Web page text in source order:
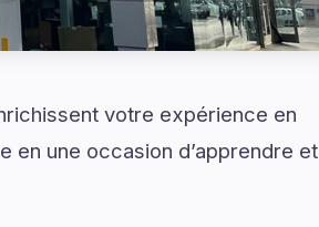
votre expérience en
en une occasion d’apprendre et